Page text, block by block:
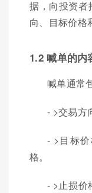
据，向投资者
向、目标价格
1.2 喊单的内
喊单通常
- >交易方
- >目标
格。
- >止损价